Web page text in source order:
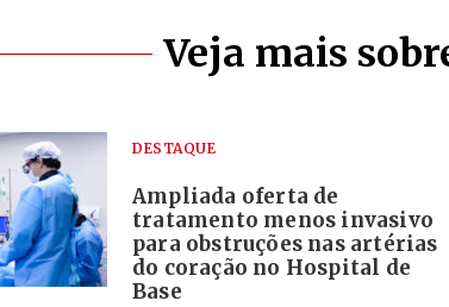
Veja mais
DESTAQUE
Ampliada oferta de
tratamento menos invasivo
para obstruções nas artérias
do coração no Hospital de
Base